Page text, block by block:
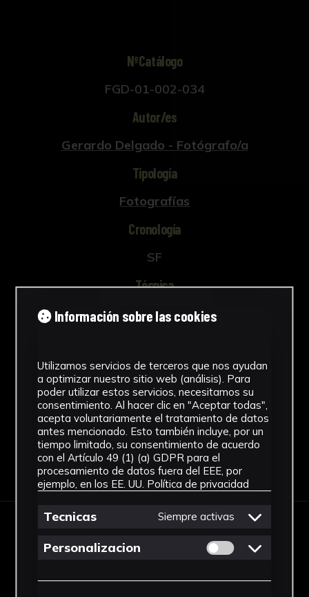
NºCatálogo
FGD-01-002-034
Autor/es
Gerardo Delgado - Fotógrafo/a
Tipología
Fotografías
Cronología
SF
Técnica
Fotografía
Celulosa de acetato
Ver más
Descargar Ficha
IMÁGENES
Información sobre las cookies
Utilizamos servicios de terceros que nos ayudan
a optimizar nuestro sitio web (análisis). Para
poder utilizar estos servicios, necesitamos su
consentimiento. Al hacer clic en "Aceptar todas",
acepta voluntariamente el tratamiento de datos
antes mencionado. Esto también incluye, por un
tiempo limitado, su consentimiento de acuerdo
con el Artículo 49 (1) (a) GDPR para el
procesamiento de datos fuera del EEE, por
ejemplo, en los EE. UU. Política de privacidad
Tecnicas Siempre activas
Personalizacion Permitir cookies